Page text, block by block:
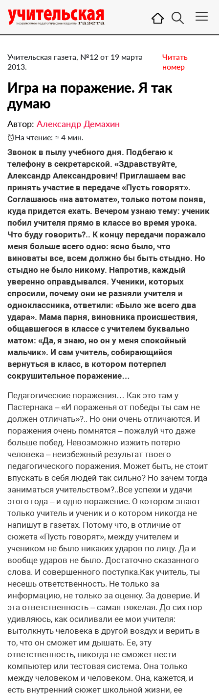
Учительская газета, №12 от 19 марта
2013.
Читать
номер
Игра на поражение. ​Я так
думаю
Автор: Александр Демахин
На чтение: ≈ 4 мин.
Звонок в пылу учебного дня. Подбегаю к
телефону в секретарской. «Здравствуйте,
Александр Александрович! Приглашаем вас
принять участие в передаче «Пусть говорят».
Соглашаюсь «на автомате», только потом поняв,
куда придется ехать. Вечером узнаю тему: ученик
побил учителя прямо в классе во время урока.
Что буду говорить?.. К концу передачи поражало
меня больше всего одно: ясно было, что
виноваты все, всем должно бы быть стыдно. Но
стыдно не было никому. Напротив, каждый
уверенно оправдывался. Ученики, которых
спросили, почему они не разняли учителя и
одноклассника, ответили: «Было же всего два
удара». Мама парня, виновника происшествия,
общавшегося в классе с учителем буквально
матом: «Да, я знаю, но он у меня спокойный
мальчик». И сам учитель, собирающийся
вернуться в класс, в котором потерпел
сокрушительное поражение…
Педагогические поражения… Как это там у
Пастернака – «И пораженья от победы ты сам не
должен отличать»?.. Но они очень отличаются. И
поражения очень помнятся – пожалуй что даже
больше побед. Невозможно изжить потерю
человека – неизбежный результат твоего
педагогического поражения. Может быть, не стоит
впускать в себя людей так сильно? Но зачем тогда
заниматься учительством?..Все успехи и удачи
этого года – и одно поражение. О котором знают
только учитель и ученик и о котором никогда не
напишут в газетах. Потому что, в отличие от
сюжета «Пусть говорят», между учителем и
учеником не было никаких ударов по лицу. Да и
вообще ударов не было. Достаточно сказанного
слова. И совершенного поступка.Как учитель, ты
несешь ответственность. Не только за
информацию, не только за оценку. За доверие. И
эта ответственность – самая тяжелая. До сих пор
удивляюсь, как осиливали ее мои учителя:
вытолкнуть человека в другой воздух и верить в
то, что он сможет им дышать. Ее, эту
ответственность, никогда не сможет нести
компьютер или тестовая система. Она только
между человеком и человеком. Она, кажется, и
есть внутренний сюжет школьной жизни, ее